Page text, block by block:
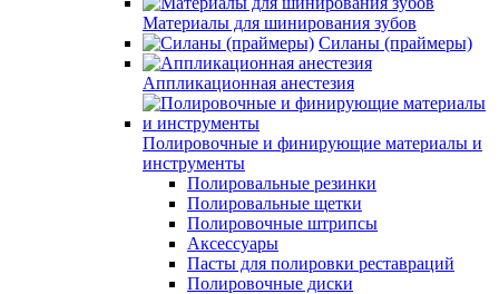
Материалы для шинирования зубов
Силаны (праймеры)
Аппликационная анестезия
Полировочные и финирующие материалы и
инструменты
Полировальные резинки
Полировальные щетки
Полировочные штрипсы
Аксессуары
Пасты для полировки реставраций
Полировочные диски